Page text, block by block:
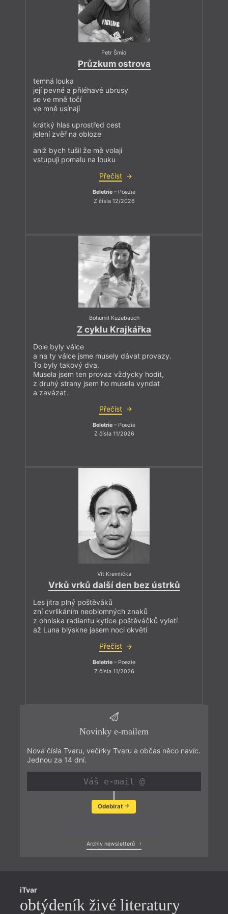
Petr Šmíd
Průzkum ostrova
temná louka
její pevné a přiléhavé ubrusy
se ve mně točí
ve mně usínají
krátký hlas uprostřed cest
jelení zvěř na obloze
aniž bych tušil že mě volají
vstupuji pomalu na louku
Přečíst
Beletrie – Poezie
Z čísla 12/2026
Bohumil Kuzebauch
Z cyklu Krajkářka
Dole byly válce
a na ty válce jsme musely dávat provazy.
To byly takový dva.
Musela jsem ten provaz vždycky hodit,
z druhý strany jsem ho musela vyndat
a zavázat.
Přečíst
Beletrie – Poezie
Z čísla 11/2026
Vít Kremlička
Vrků vrků další den bez ústrků
Les jitra plný poštěváků
zní cvrlikáním neoblomných znaků
z ohniska radiantu kytice poštěváčků vyletí
až Luna blýskne jasem noci okvětí
Přečíst
Beletrie – Poezie
Z čísla 11/2026
Novinky e-mailem
Nová čísla Tvaru, večírky Tvaru a občas něco navíc.
Jednou za 14 dní.
Odebírat
Archiv newsletterů
iTvar
obtýdeník živé literatury